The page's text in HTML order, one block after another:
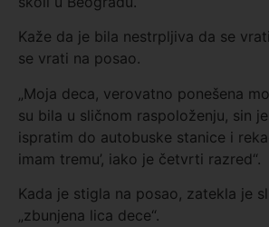
Kaže da je bila nestrpljiva da se
se vrati na posao.
„Moja deca, verovatno ponešena
su bila u sličnom raspoloženju, sin
ispratim do autobuske stanice i
imam tremu’, iako je četvrti razred“.
Kada je stigla na posao, zatekla je
„zbunjena lica dece“.